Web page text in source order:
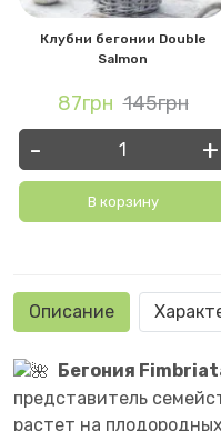
Клубни бегонии Double
Salmon
87грн 145грн
- +
В корзину
Описание
Бегония
представитель
растет на